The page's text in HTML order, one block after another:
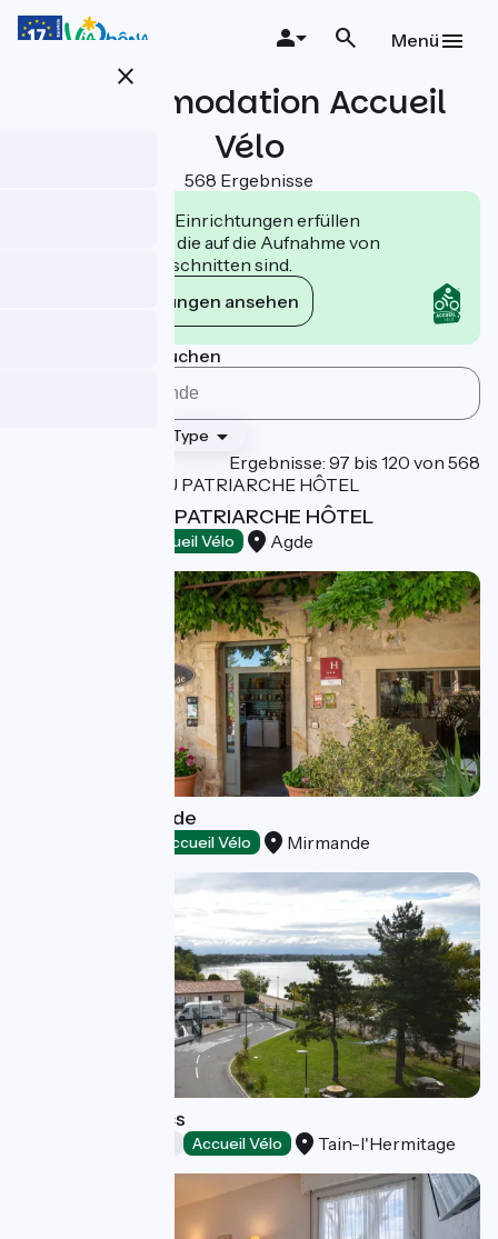
Direkt
zum
close
Menü
Accommodation Accueil
Vélo
568 Ergebnisse
Die Accueil Vélo Einrichtungen erfüllen
Verpflichtungen, die auf die Aufnahme von
Radfahrern zugeschnitten sind.
Die Verpflichtungen ansehen
Nach Gemeinde suchen
Type
Ergebnisse: 97 bis 120 von 568
LES JARDINS DU PATRIARCHE HÔTEL
Accueil Vélo Agde
Hôtel de Mirmande
Accueil Vélo Mirmande
Camping Les Lucs
Accueil Vélo Tain-l'Hermitage